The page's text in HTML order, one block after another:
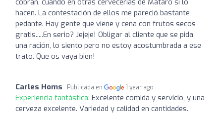
hacen. La contestación de ellos me pareció bastante
pedante. Hay gente que viene y cena con frutos secos
gratis.....En serio? Jejeje! Obligar al cliente que se pida
una ración, lo siento pero no estoy acostumbrada a ese
trato. Que os vaya bien!
Carles Homs Publicada en 1 year ago
Experiencia fantástica: Excelente comida y servicio, y una
cerveza excelente. Variedad y calidad en cantidades.